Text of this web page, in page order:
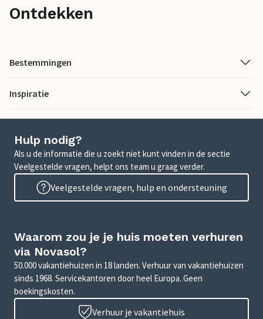
Ontdekken
Bestemmingen
Inspiratie
Hulp nodig?
Als u de informatie die u zoekt niet kunt vinden in de sectie
Veelgestelde vragen, helpt ons team u graag verder.
Veelgestelde vragen, hulp en ondersteuning
Waarom zou je je huis moeten verhuren
via Novasol?
50.000 vakantiehuizen in 18 landen. Verhuur van vakantiehuizen
sinds 1968. Servicekantoren door heel Europa. Geen
boekingskosten.
Verhuur je vakantiehuis